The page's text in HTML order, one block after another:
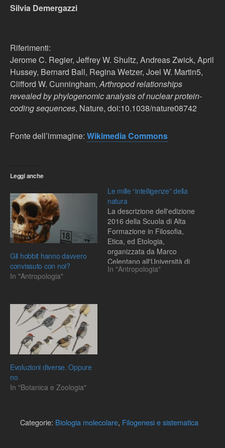
Silvia Demergazzi
Riferimenti:
Jerome C. Regier, Jeffrey W. Shultz, Andreas Zwick, April
Hussey, Bernard Ball, Regina Wetzer, Joel W. Martin5,
Clifford W. Cunningham,Arthropod relationships
revealed by phylogenomic analysis of nuclear protein-
coding sequences, Nature, doi:10.1038/nature08742
Fonte dell’immagine: Wikimedia Commons
Leggi anche
Gli hobbit hanno davvero
convissuto con noi?
In "Antropologia"
Le mille “intelligenze” della
natura
La descrizione dell'edizione
2016 della Scuola di Alta
Formazione in Filosofia,
Etica, ed Etologia,
organizzata da Marco
Celentano all'Università di
Cassino
In "Antropologia"
Evoluzioni diverse. Oppure
no
In "Botanica e Zoologia"
Categorie: Biologia molecolare, Filogenesi e sistematica